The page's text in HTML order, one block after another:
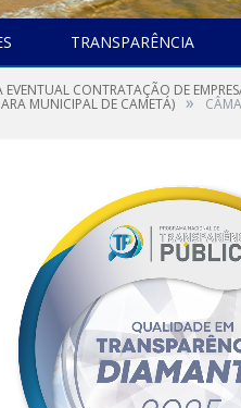
TRANSPARÊNCIA
CONTRATAÇÃO DE
MUNICIPAL DE CAMETÁ) »